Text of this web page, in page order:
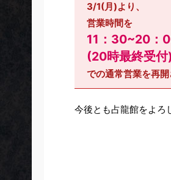
3/1(月)より、
営業時間を
11：30~20：
(20時最終受付
での通常営業を再開
今後とも占龍館をよろ